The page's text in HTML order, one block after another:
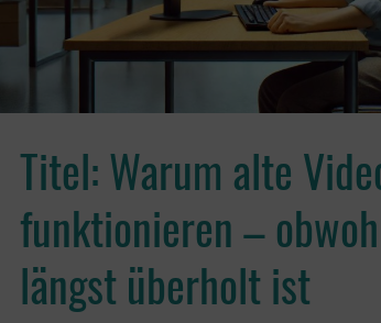
Titel: Warum alte
funktionieren –
längst überholt ist